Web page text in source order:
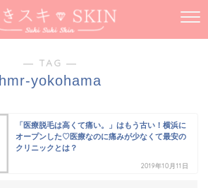
― TAG ―
hmr-yokohama
「医療脱毛は高くて痛い。」はもう古い！横浜に
オープンした♡医療なのに痛みが少なくて最安の
クリニックとは？
2019年10月11日